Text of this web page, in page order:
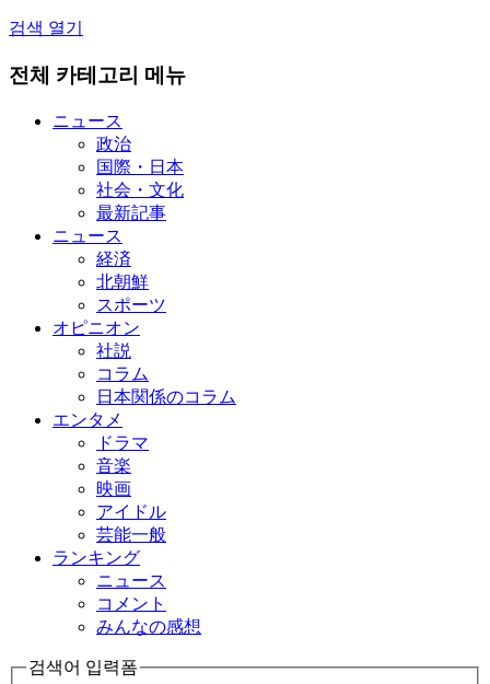
검색 열기
전체 카테고리 메뉴
ニュース
政治
国際・日本
社会・文化
最新記事
ニュース
経済
北朝鮮
スポーツ
オピニオン
社説
コラム
日本関係のコラム
エンタメ
ドラマ
音楽
映画
アイドル
芸能一般
ランキング
ニュース
コメント
みんなの感想
검색어 입력폼